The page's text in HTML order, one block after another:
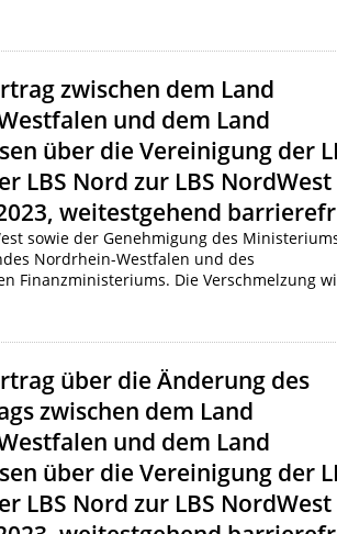
zwischen dem Land
und dem Land
über die Vereinigung der
LBS Nord zur LBS NordWest
weitestgehend
sowie der Genehmigung des
Nordrhein-Westfalen und des
Finanzministeriums. Die Verschmelzung
über die Änderung des
zwischen dem Land
und dem Land
über die Vereinigung der
LBS Nord zur LBS NordWest